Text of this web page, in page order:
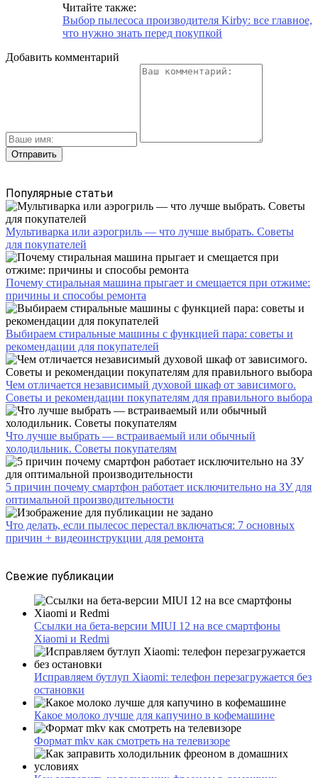
Читайте также:
Выбор пылесоса производителя Kirby: все главное,
что нужно знать перед покупкой
Добавить комментарий
Популярные статьи
Мультиварка или аэрогриль — что лучше выбрать. Советы
для покупателей
Почему стиральная машина прыгает и смещается при отжиме:
причины и способы ремонта
Выбираем стиральные машины с функцией пара: советы и
рекомендации для покупателей
Чем отличается независимый духовой шкаф от зависимого.
Советы и рекомендации покупателям для правильного выбора
Что лучше выбрать — встраиваемый или обычный
холодильник. Советы покупателям
5 причин почему смартфон работает исключительно на ЗУ для
оптимальной производительности
Что делать, если пылесос перестал включаться: 7 основных
причин + видеоинструкции для ремонта
Свежие публикации
Ссылки на бета-версии MIUI 12 на все смартфоны
Xiaomi и Redmi
Исправляем бутлуп Xiaomi: телефон перезагружается без
остановки
Какое молоко лучше для капучино в кофемашине
Формат mkv как смотреть на телевизоре